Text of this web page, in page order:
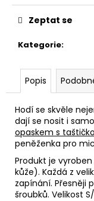
Kategorie:
Zeptat se
Popis
Hodí se skvěle
dají se nosit i
opaskem s
peněženka pro
Produkt je
kůže). Každá z
zapínání. Přesněji
šroubků. Velikost
BÍLÝ
LEATHER
SUSPENDER
690
Kč